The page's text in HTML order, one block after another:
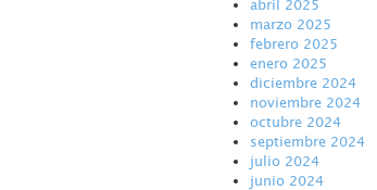
abril 2025
marzo 2025
febrero 2025
enero 2025
diciembre 2024
noviembre 2024
octubre 2024
septiembre 2024
julio 2024
junio 2024